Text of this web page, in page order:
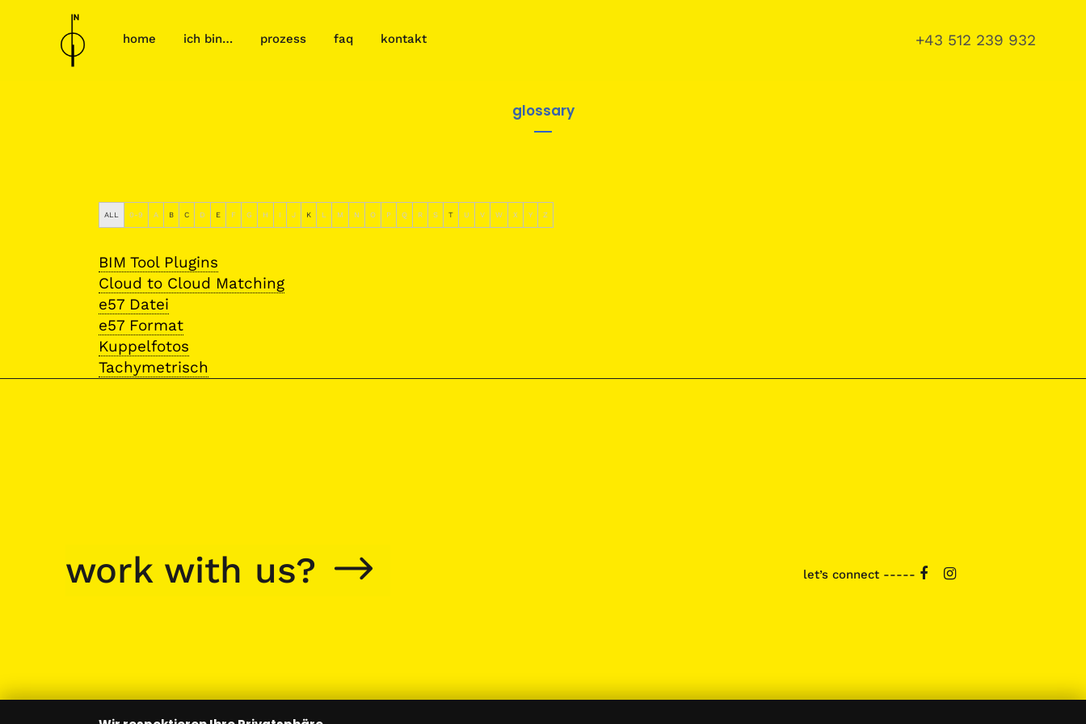
+43 512 239 932
home ich bin… prozess faq kontakt
glossary
ALL 0-9 A B C D E F G H I J K L M N O P Q R S T U V W X Y Z
BIM Tool Plugins
Cloud to Cloud Matching
e57 Datei
e57 Format
Kuppelfotos
Tachymetrisch
work with us? let’s connect -----